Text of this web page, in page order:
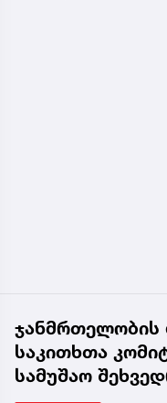
ჯანმრთელობის
საკითხთა
სამუშაო